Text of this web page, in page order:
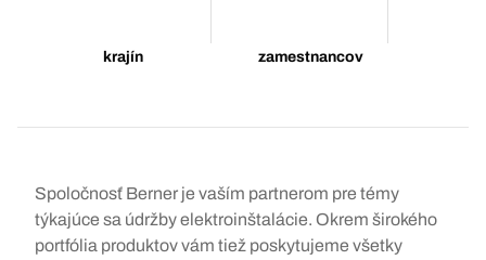
krajín zamestnancov
Spoločnosť Berner je vaším partnerom pre témy
týkajúce sa údržby elektroinštalácie. Okrem širokého
portfólia produktov vám tiež poskytujeme všetky